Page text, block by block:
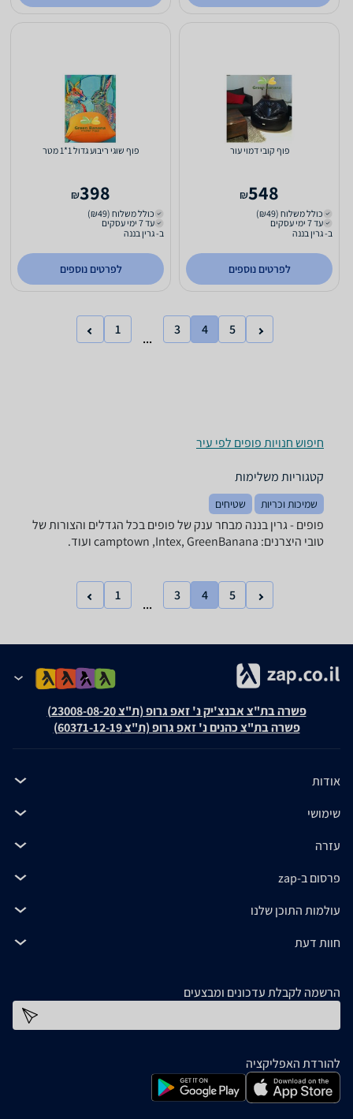
פוף קובי דמוי עור
548
₪
כולל משלוח (₪49)
עד 7 ימי עסקים
ב- גרין בננה
לפרטים נוספים
פוף שוגי ריבוע גדול 1*1 מטר
398
₪
כולל משלוח (₪49)
עד 7 ימי עסקים
ב- גרין בננה
לפרטים נוספים
1
...
3 4 5
חיפוש חנויות פופים לפי עיר
קטגוריות משלימות
שמיכות וכריות שטיחים
פופים - ‏גרין בננה מבחר ענק של פופים בכל הגדלים והצורות של
טובי היצרנים: camptown ,Intex, GreenBanana ועוד.
1
...
3 4 5
פשרה בת"צ אבנצ'יק נ' זאפ גרופ (ת"צ 23008-08-20)
פשרה בת"צ כהנים נ' זאפ גרופ (ת"צ 60371-12-19)
אודות
שימושי
עזרה
פרסום ב-zap
עולמות התוכן שלנו
חוות דעת
הרשמה לקבלת עדכונים ומבצעים
להורדת האפליקציה